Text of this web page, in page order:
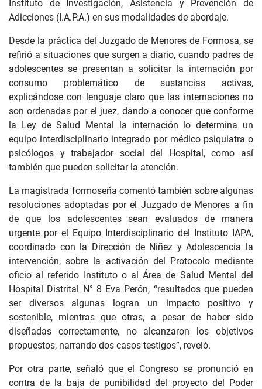
Instituto de Investigación, Asistencia y Prevención de
Adicciones (I.A.P.A.) en sus modalidades de abordaje.
Desde la práctica del Juzgado de Menores de Formosa, se
refirió a situaciones que surgen a diario, cuando padres de
adolescentes se presentan a solicitar la internación por
consumo problemático de sustancias activas,
explicándose con lenguaje claro que las internaciones no
son ordenadas por el juez, dando a conocer que conforme
la Ley de Salud Mental la internación lo determina un
equipo interdisciplinario integrado por médico psiquiatra o
psicólogos y trabajador social del Hospital, como así
también que pueden solicitar la atención.
La magistrada formoseña comentó también sobre algunas
resoluciones adoptadas por el Juzgado de Menores a fin
de que los adolescentes sean evaluados de manera
urgente por el Equipo Interdisciplinario del Instituto IAPA,
coordinado con la Dirección de Niñez y Adolescencia la
intervención, sobre la activación del Protocolo mediante
oficio al referido Instituto o al Área de Salud Mental del
Hospital Distrital N° 8 Eva Perón, “resultados que pueden
ser diversos algunas logran un impacto positivo y
sostenible, mientras que otras, a pesar de haber sido
diseñadas correctamente, no alcanzaron los objetivos
propuestos, narrando dos casos testigos”, reveló.
Por otra parte, señaló que el Congreso se pronunció en
contra de la baja de punibilidad del proyecto del Poder